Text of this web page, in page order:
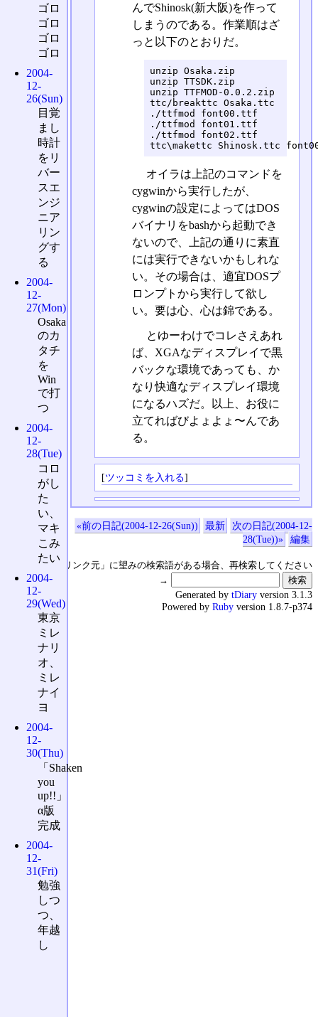
んでShinosk(新大阪)を作って
しまうのである。作業順はざ
っと以下のとおりだ。
unzip Osaka.zip
unzip TTSDK.zip
unzip TTFMOD-0.0.2.zip
ttc/breakttc Osaka.ttc
./ttfmod font00.ttf
./ttfmod font01.ttf
./ttfmod font02.ttf
オイラは上記のコマンドを
cygwinから実行したが、
cygwinの設定によってはDOS
バイナリをbashから起動でき
ないので、上記の通りに素直
には実行できないかもしれな
い。その場合は、適宜DOSプ
ロンプトから実行して欲し
い。要は心、心は錦である。
とゆーわけでコレさえあれ
ば、XGAなディスプレイで黒
バックな環境であっても、か
なり快適なディスプレイ環境
になるハズだ。以上、お役に
立てればびよょよょ〜んであ
る。
[ツッコミを入れる]
«前の日記(2004-12-26(Sun)) 最新
次の日記(2004-12-
28(Tue))»
編集
↑の「本日のリンク元」に望みの検索語がある場合、再検索してください
→
ゴロ
ゴロ
ゴロ
ゴロ
2004-
12-
26(Sun)
目覚
まし
時計
をリ
バー
スエ
ンジ
ニア
リン
グす
る
2004-
12-
27(Mon)
Osaka
のカ
タチ
を
Win
で打
つ
2004-
12-
28(Tue)
コロ
がし
た
い、
マキ
こみ
たい
2004-
12-
29(Wed)
東京
ミレ
ナリ
オ、
ミレ
ナイ
ヨ
2004-
12-
30(Thu)
「Shaken
you
up!!」
α版
完成
2004-
12-
31(Fri)
勉強
しつ
つ、
年越
し
Generated by tDiary version 3.1.3
Powered by Ruby version 1.8.7-p374